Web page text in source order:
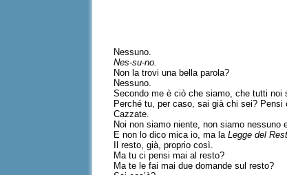
Nessuno.
Nes-su-no.
Non la trovi una bella parola?
Nessuno.
Secondo me è ciò che siamo, che tutti noi
Perché tu, per caso, sai già chi sei?
Cazzate.
Noi non siamo niente, non siamo
E non lo dico mica io, ma laLegge del
Il resto, già, proprio così.
Ma tu ci pensi mai al resto?
Ma te le fai mai due domande sul resto?